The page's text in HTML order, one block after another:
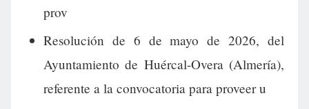
prov
Resolución de 6 de mayo de 2026, del
Ayuntamiento de Huércal-Overa (Almería),
referente a la convocatoria para proveer u